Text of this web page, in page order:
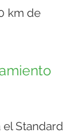
km de
el Standard